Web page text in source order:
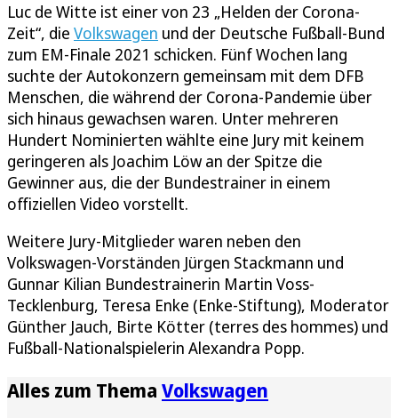
Luc de Witte ist einer von 23 „Helden der Corona-
Zeit“, die Volkswagen und der Deutsche Fußball-Bund
zum EM-Finale 2021 schicken. Fünf Wochen lang
suchte der Autokonzern gemeinsam mit dem DFB
Menschen, die während der Corona-Pandemie über
sich hinaus gewachsen waren. Unter mehreren
Hundert Nominierten wählte eine Jury mit keinem
geringeren als Joachim Löw an der Spitze die
Gewinner aus, die der Bundestrainer in einem
offiziellen Video vorstellt.
Weitere Jury-Mitglieder waren neben den
Volkswagen-Vorständen Jürgen Stackmann und
Gunnar Kilian Bundestrainerin Martin Voss-
Tecklenburg, Teresa Enke (Enke-Stiftung), Moderator
Günther Jauch, Birte Kötter (terres des hommes) und
Fußball-Nationalspielerin Alexandra Popp.
Alles zum Thema Volkswagen